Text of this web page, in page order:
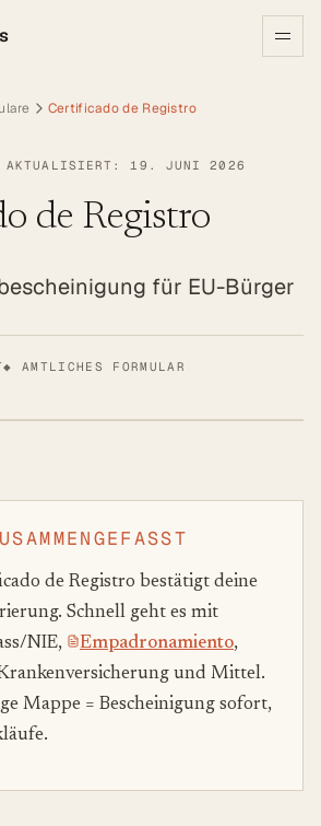
Certificado de Registro
AKTUALISIERT: 19. JUNI 2026
de Registro
für EU-Bürger
◆ AMTLICHES FORMULAR
de Registro bestätigt deine
Schnell geht es mit
NIE,
Empadronamiento,
und Mittel.
Mappe = Bescheinigung sofort,